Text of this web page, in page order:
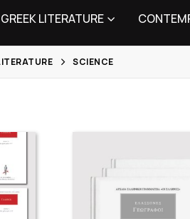
LITERATURE
SCIENCE